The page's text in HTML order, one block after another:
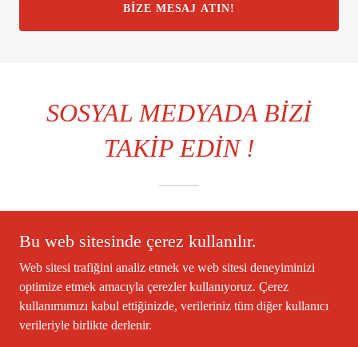
BIZE MESAJ ATIN!
SOSYAL MEDYADA BİZİ
TAKİP EDİN !
Telif Hakkı © 2019 Babusselam Umre - Tüm Hakları Saklıdır.
Bu web sitesinde çerez kullanılır.
Web sitesi trafiğini analiz etmek ve web sitesi deneyiminizi
optimize etmek amacıyla çerezler kullanıyoruz. Çerez
kullanımımızı kabul ettiğinizde, verileriniz tüm diğer kullanıcı
verileriyle birlikte derlenir.